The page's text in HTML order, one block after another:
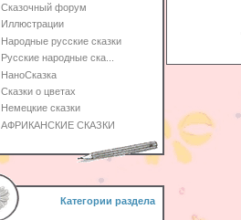
Сказочный форум
Иллюстрации
Народные русские сказки
Русские народные ска...
НаноСказка
Сказки о цветах
Немецкие сказки
АФРИКАНСКИЕ СКАЗКИ
Категории раздела